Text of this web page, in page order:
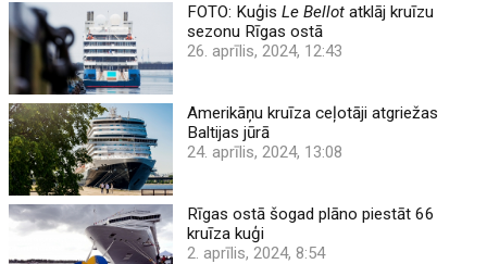
FOTO: KuģisLe Bellot atklāj kruīzu
sezonu Rīgas ostā
26. aprīlis, 2024, 12:43
Amerikāņu kruīza ceļotāji atgriežas
Baltijas jūrā
24. aprīlis, 2024, 13:08
Rīgas ostā šogad plāno piestāt 66
kruīza kuģi
2. aprīlis, 2024, 8:54